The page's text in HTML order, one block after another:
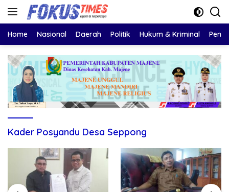
Langsung
Home Nasional Daerah Politik Hukum & Kriminal
Kader Posyandu Desa Seppong